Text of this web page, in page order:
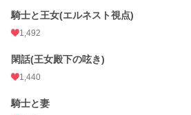
騎士と王女(エルネスト視点)
1,492
閑話(王女殿下の呟き)
1,440
騎士と妻